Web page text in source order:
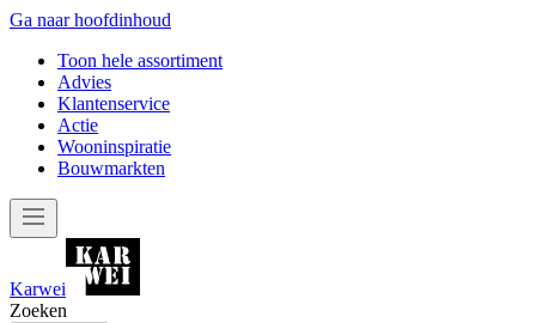
Ga naar hoofdinhoud
Toon hele assortiment
Advies
Klantenservice
Actie
Wooninspiratie
Bouwmarkten
Karwei
Zoeken